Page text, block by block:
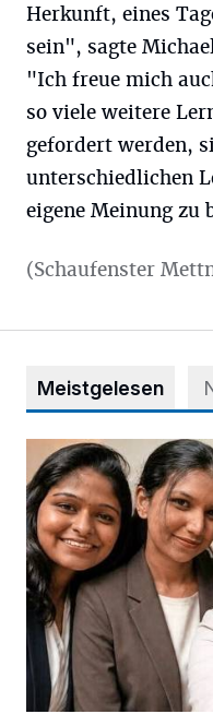
Herkunft, eines
sein", sagte
"Ich freue mich
so viele weitere
gefordert werden,
unterschiedlichen
eigene Meinung zu
(Schaufenster
Meistgelesen
Nach Betrug: Azubis